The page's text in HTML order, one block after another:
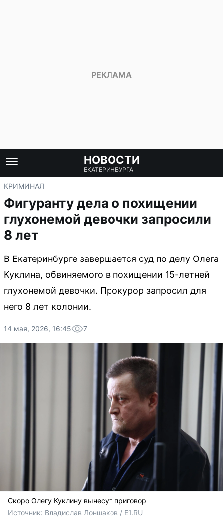
НОВОСТИ
ЕКАТЕРИНБУРГА
КРИМИНАЛ
Фигуранту дела о похищении
глухонемой девочки запросили
8 лет
В Екатеринбурге завершается суд по делу Олега
Куклина, обвиняемого в похищении 15-летней
глухонемой девочки. Прокурор запросил для
него 8 лет колонии.
14 мая, 2026, 16:45 7
Скоро Олегу Куклину вынесут приговор
Источник: Владислав Лоншаков / E1.RU